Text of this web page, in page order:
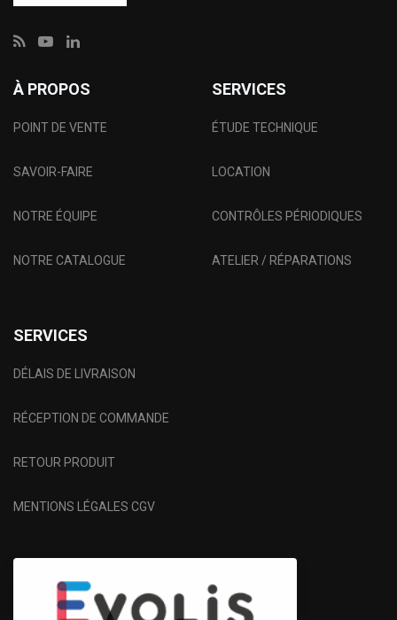
À PROPOS
POINT DE VENTE
SAVOIR-FAIRE
NOTRE ÉQUIPE
NOTRE CATALOGUE
SERVICES
ÉTUDE TECHNIQUE
LOCATION
CONTRÔLES PÉRIODIQUES
ATELIER / RÉPARATIONS
SERVICES
DÉLAIS DE LIVRAISON
RÉCEPTION DE COMMANDE
RETOUR PRODUIT
MENTIONS LÉGALES CGV